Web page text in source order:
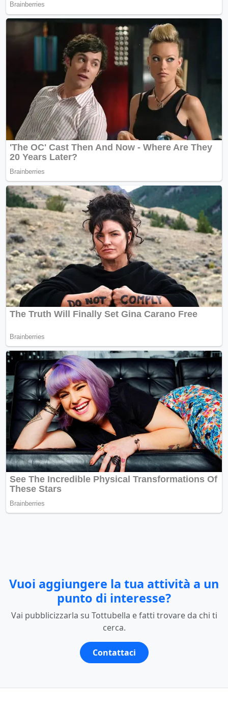
Vuoi aggiungere la tua attività a un
punto di interesse?
Vai pubblicizzarla su Tottubella e fatti trovare da chi ti
cerca.
Contattaci